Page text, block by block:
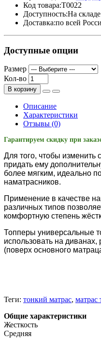
Код товара:Т0022
Доступность:На складе
Доставка:по всей
Доступные опции
Размер
Кол-во
В корзину
Описание
Характеристики
Отзывы (0)
Гарантируем скидку при
Для того, чтобы изменить
придать ему
более мягким, идеально
наматрасников.
Применение в качестве
различных типов
комфортную степень
Топперы универсальные
использовать на диванах,
(поверх основного
Теги: тонкий матрас, матрас
Общие характеристики
Жесткость
Средняя